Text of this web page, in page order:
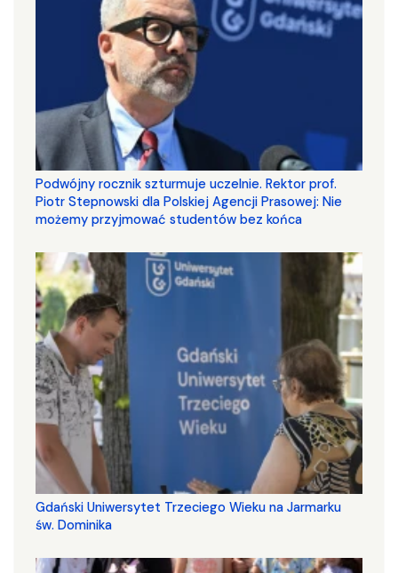
Podwójny rocznik szturmuje uczelnie. Rektor prof.
Piotr Stepnowski dla Polskiej Agencji Prasowej: Nie
możemy przyjmować studentów bez końca
Gdański Uniwersytet Trzeciego Wieku na Jarmarku
św. Dominika